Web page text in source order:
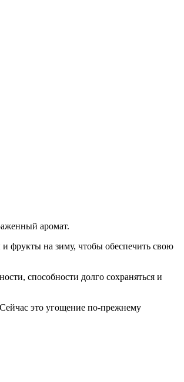
аромат.
фрукты на зиму, чтобы обеспечить свою
способности долго сохраняться и
это угощение по-прежнему